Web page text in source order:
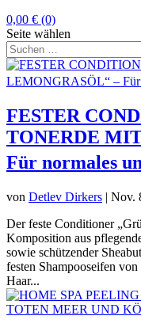
0,00 € (0)
Seite wählen
FESTER
TONERDE
Für normales
von Detlev Dirkers | Nov.
Der feste Conditioner
Komposition aus
sowie schützender
festen Shampooseifen
Haar...